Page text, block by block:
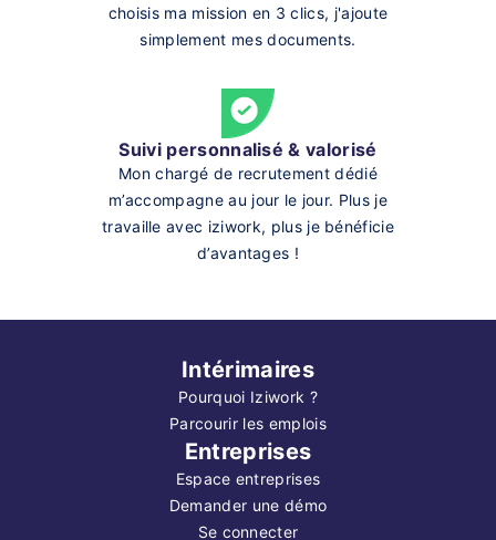
choisis ma mission en 3 clics, j'ajoute
simplement mes documents.
Suivi personnalisé & valorisé
Mon chargé de recrutement dédié
m’accompagne au jour le jour. Plus je
travaille avec iziwork, plus je bénéficie
d’avantages !
Intérimaires
Pourquoi Iziwork ?
Parcourir les emplois
Entreprises
Espace entreprises
Demander une démo
Se connecter